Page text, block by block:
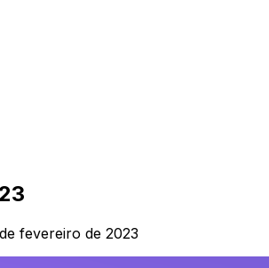
fevereiro de 2023